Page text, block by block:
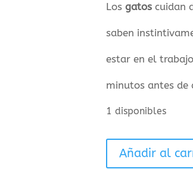
Losgatos cuidan
saben
estar en el
minutos antes de
1 disponibles
Alma
Añadir al